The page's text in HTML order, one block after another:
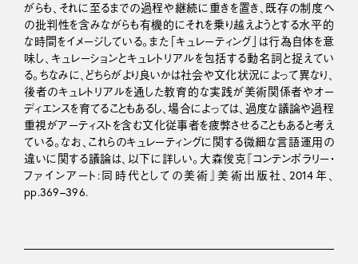
がらも、それに至るまでの過程や継続に重きを置き、既存の制度へ
の批判性を含みながらも有機的にそれを乗り越えようとする水平的
な時間をイメージしている。また「キュレーティング」は行為自体を意
味し、キュレーションとキュレトリアルを包括する動名詞と捉えてい
る。ちなみに、どちらがより良いかは社会や文化状況によって異なり、
後者のキュレトリアルを通した教育的な実践が美術関係者やオー
ディエンスを育てることもあるし、場合によっては、過度な議論や過程
重視がアーティストを含む文化従事者を疲弊させることもあると考え
ている。なお、これらのキュレーティングに関する微細な言語運用の
違いに関する議論は、以下に詳しい。大森俊克『コンテンポラリー・
ファインアート:同時代としての美術』美術出版社、2014年、
pp.369–396.